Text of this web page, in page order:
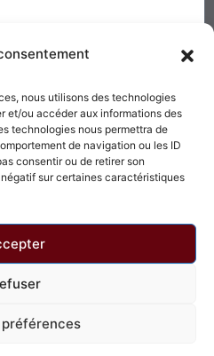
nous utilisons des technologies
et/ou accéder aux informations des
technologies nous permettra de
de navigation ou les ID
consentir ou de retirer son
sur certaines caractéristiques
Tous droits réservés.